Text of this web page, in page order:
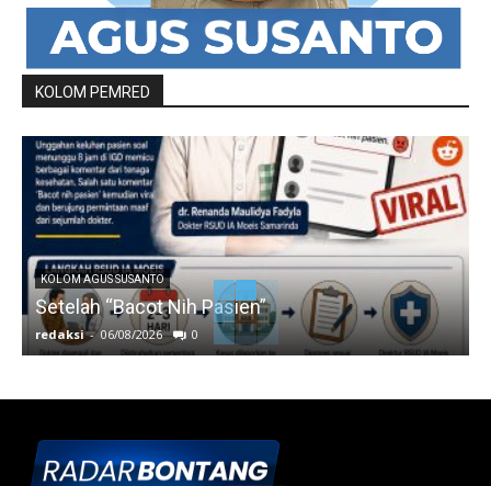
KOLOM PEMRED
KOLOM AGUS SUSANTO
Setelah “Bacot Nih Pasien”
redaksi - 06/08/2026 0